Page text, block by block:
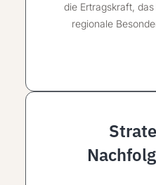
die Ertragskraft,
regionale